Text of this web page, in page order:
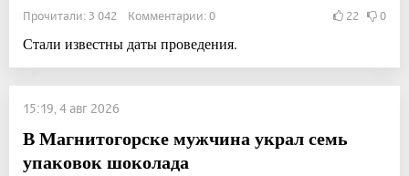
Прочитали: 3 042 Комментарии: 0 22 0
Стали известны даты проведения.
15:19, 4 авг 2026
В Магнитогорске мужчина украл семь
упаковок шоколада